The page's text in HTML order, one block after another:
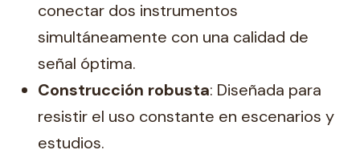
conectar dos instrumentos
simultáneamente con una calidad de
señal óptima.
Construcción robusta: Diseñada para
resistir el uso constante en escenarios y
estudios.